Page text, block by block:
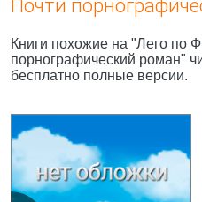
Почти
Книги похожие на "Лего по
порнографический роман"
бесплатно полные версии.